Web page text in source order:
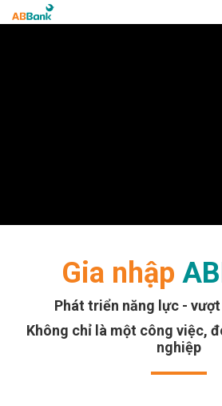
Gia nhập
Phát triển năng lực -
Không chỉ là một công việc,
nghiệp